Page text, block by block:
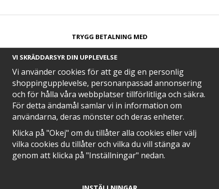
TRYGG BETALNING MED​
SNABB LEVERANS MED
EN DEL AV
VI SKRÄDDARSYR DIN UPPLEVELSE
Vi använder cookies för att ge dig en personlig
shoppingupplevelse, personanpassad annonsering
och för hålla våra webbplatser tillförlitliga och säkra.
För detta ändamål samlar vi in information om
användarna, deras mönster och deras enheter.
Klicka på "Okej" om du tillåter alla cookies eller välj
vilka cookies du tillåter och vilka du vill stänga av
genom att klicka på "Inställningar" nedan.